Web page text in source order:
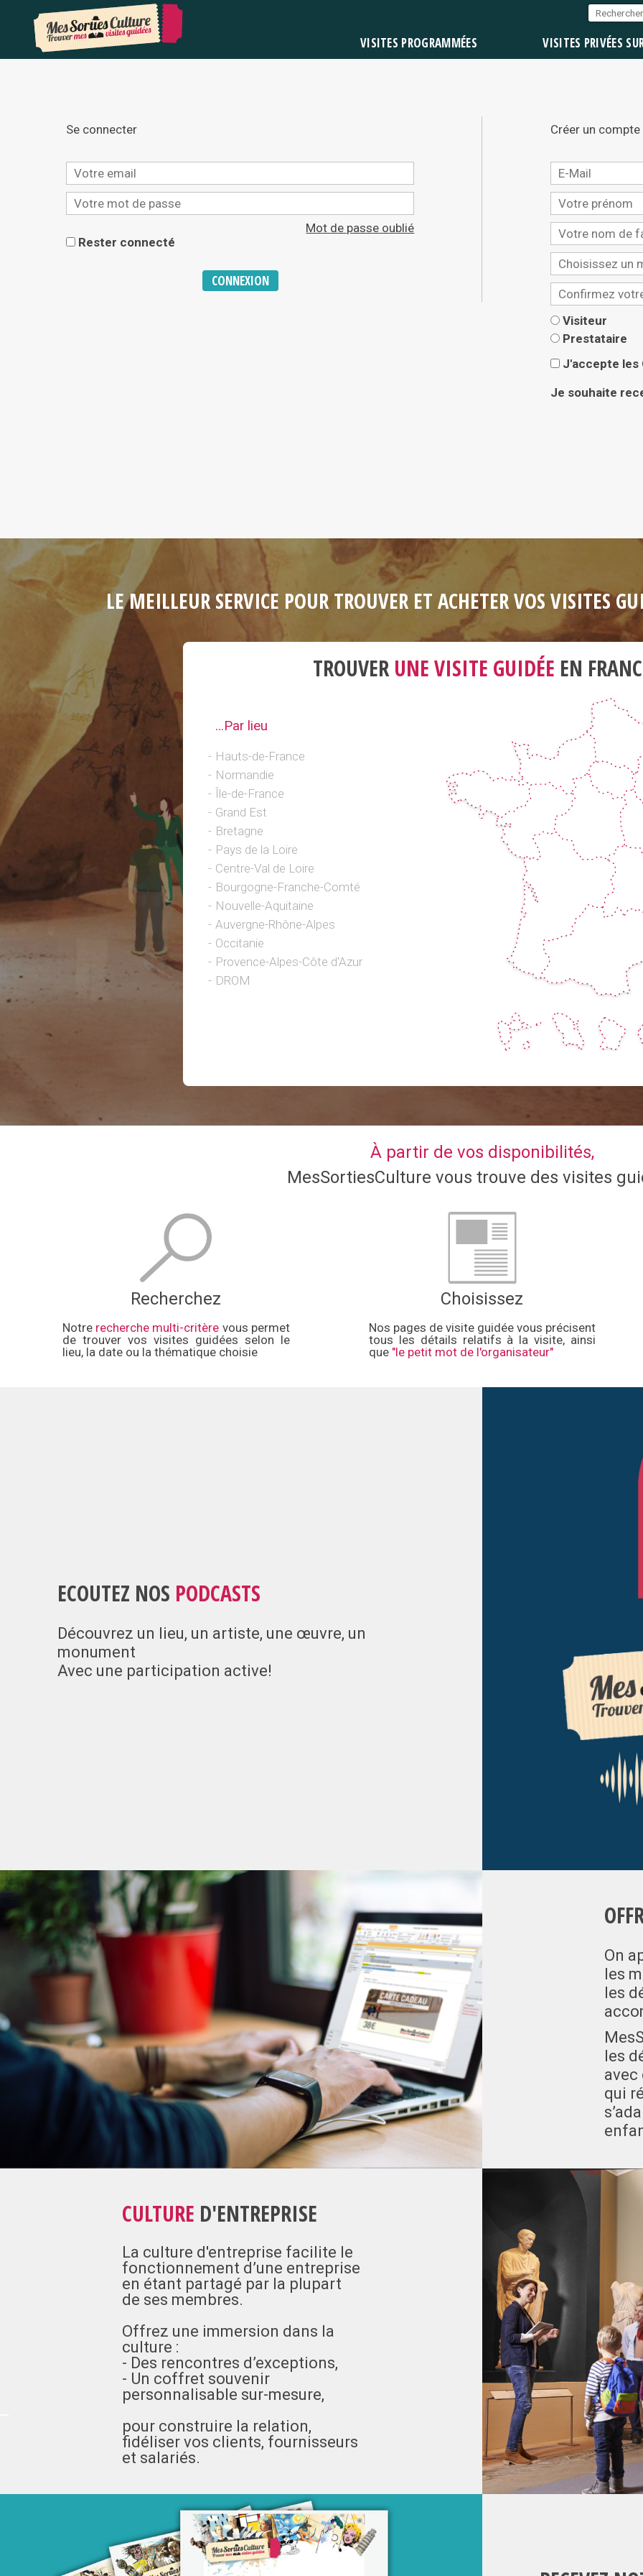
VISITES PROGRAMMÉES VISITES PRIVÉES
Se connecter
Mot de passe oublié
Rester connecté
Créer un compte
Visiteur
Prestataire
J'accepte les
Je souhaite
LE MEILLEUR SERVICE POUR TROUVER ET ACHETER VOS VISITES
TROUVERUNE VISITE GUIDÉE EN
…Par lieu
Hauts-de-France
Normandie
Île-de-France
Grand Est
Bretagne
Pays de la Loire
Centre-Val de Loire
Bourgogne-Franche-Comté
Nouvelle-Aquitaine
Auvergne-Rhône-Alpes
Occitanie
Provence-Alpes-Côte d'Azur
DROM
À partir de vos disponibilités,
MesSortiesCulture vous trouve des visites
Recherchez
Notre recherche multi-critère vous permet
de trouver vos visites guidées selon le
lieu, la date ou la thématique choisie
Choisissez
Nos pages de visite guidée vous précisent
tous les détails relatifs à la visite, ainsi
que "le petit mot de l'organisateur"
ECOUTEZ NOS PODCASTS
Découvrez un lieu, un artiste, une œuvre, un
monument
Avec une participation active!
On
les
les
les
qui
CULTURE D'ENTREPRISE
La culture d'entreprise facilite le
fonctionnement d’une entreprise
en étant partagé par la plupart
de ses membres.
Offrez une immersion dans la
culture :
- Des rencontres d’exceptions,
- Un coffret souvenir
personnalisable sur-mesure,
pour construire la relation,
fidéliser vos clients, fournisseurs
et salariés.